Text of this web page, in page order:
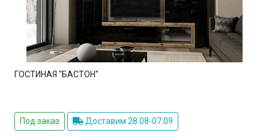
ГОСТИНАЯ "БАСТОН"
Под заказ
Доставим 28.08-07.09